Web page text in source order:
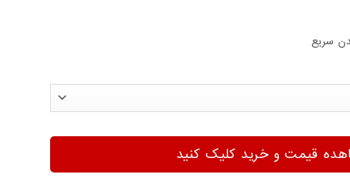
سریع
قیمت و خرید کلیک کنید